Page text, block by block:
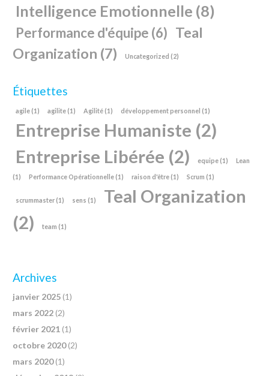
Intelligence Emotionnelle (8)
Performance d'équipe (6) Teal
Organization (7) Uncategorized (2)
Étiquettes
agile(1) agilite(1) Agilité(1) développement personnel (1)
Entreprise Humaniste (2)
Entreprise Libérée (2) equipe(1) Lean
(1) Performance Opérationnelle(1) raison d'être(1) Scrum (1)
scrummaster(1) sens (1)
Teal Organization
(2)
team (1)
Archives
janvier 2025(1)
mars 2022(2)
février 2021(1)
octobre 2020(2)
mars 2020(1)